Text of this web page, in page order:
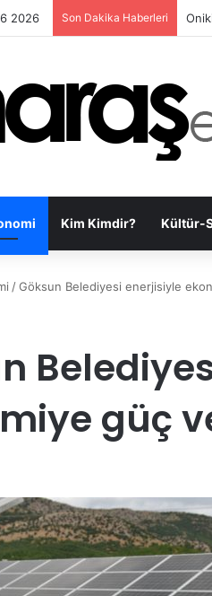
2026 Son Dakika Haberleri
Kim Kimdir? Kültür-
/Göksun Belediyesi enerjisiyle
güç